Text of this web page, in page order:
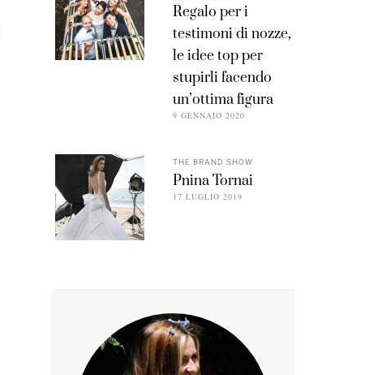
Regalo per i
testimoni di nozze,
le idee top per
stupirli facendo
un’ottima figura
9 GENNAIO 2020
THE BRAND SHOW
Pnina Tornai
17 LUGLIO 2019